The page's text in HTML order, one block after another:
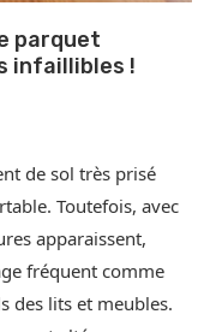
parquet
infaillibles !
de sol très prisé
Toutefois, avec
apparaissent,
fréquent comme
des lits et meubles.